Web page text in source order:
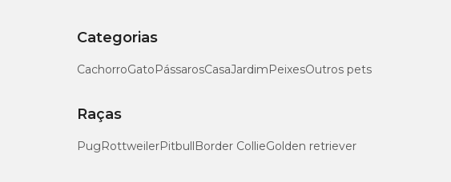
O tratamento de infecções bacterianas com antibiótico
fêmeas prenhes ou em fase de amamentação;
,
Categorias
CachorroGatoPássarosCasaJardimPeixesOutros pets
Raças
PugRottweilerPitbullBorder CollieGolden retriever